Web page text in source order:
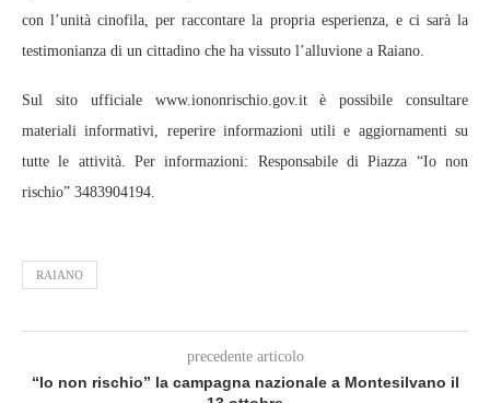
con l’unità cinofila, per raccontare la propria esperienza, e ci sarà la
testimonianza di un cittadino che ha vissuto l’alluvione a Raiano.
Sul sito ufficiale www.iononrischio.gov.it è possibile consultare
materiali informativi, reperire informazioni utili e aggiornamenti su
tutte le attività. Per informazioni: Responsabile di Piazza “Io non
rischio” 3483904194.
RAIANO
precedente articolo
“Io non rischio” la campagna nazionale a Montesilvano il